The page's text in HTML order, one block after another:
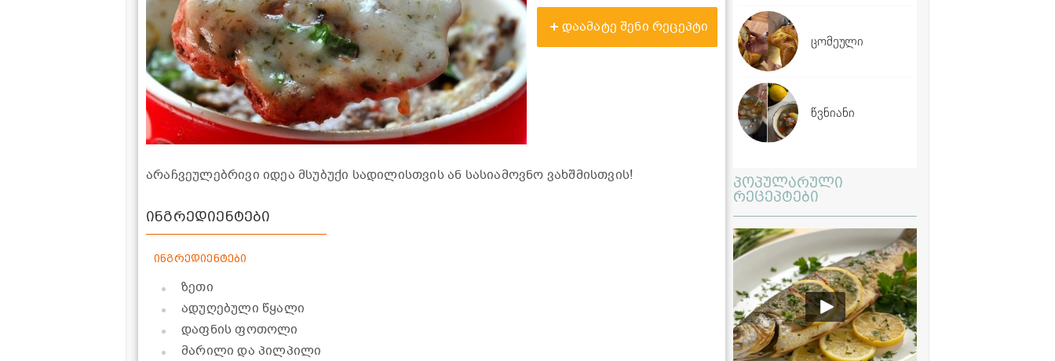
დაამატე შენი რეცეპტი
არაჩვეულებრივი იდეა მსუბუქი სადილისთვის ან სასიამოვნო ვახშმისთვის!
ინგრედიენტები
ინგრედიენტები
ზეთი
ადუღებული წყალი
დაფნის ფოთოლი
მარილი და პილპილი
ცომეული
წვნიანი
პოპულარული
რეცეპტები